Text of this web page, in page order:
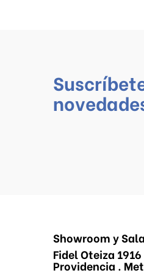
Showroom y
Fidel Oteiza 1916
Providencia .